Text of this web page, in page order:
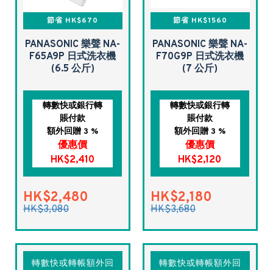
節省 HK$670
PANASONIC 樂聲 NA-
F65A9P 日式洗衣機
(6.5 公斤)
轉數快或銀行轉
賬付款
額外回贈 3 %
優惠價
HK$2,410
HK$2,480
HK$3,080
節省 HK$1560
PANASONIC 樂聲 NA-
F70G9P 日式洗衣機
(7 公斤)
轉數快或銀行轉
賬付款
額外回贈 3 %
優惠價
HK$2,120
HK$2,180
HK$3,680
轉數快或轉帳額外回
轉數快或轉帳額外回